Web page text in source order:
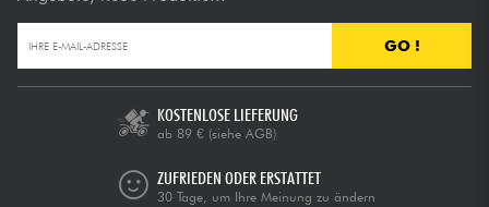
GO !
KOSTENLOSE LIEFERUNG
ab 89 € (siehe AGB)
ZUFRIEDEN ODER ERSTATTET
30 Tage, um Ihre Meinung zu ändern